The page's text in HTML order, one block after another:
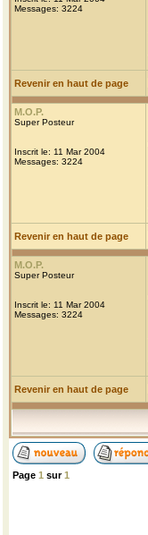
Messages: 3224
Revenir en haut de page
M.O.P.
Super Posteur
Inscrit le: 11 Mar 2004
Messages: 3224
Revenir en haut de page
M.O.P.
Super Posteur
Inscrit le: 11 Mar 2004
Messages: 3224
Revenir en haut de page
Page 1 sur1